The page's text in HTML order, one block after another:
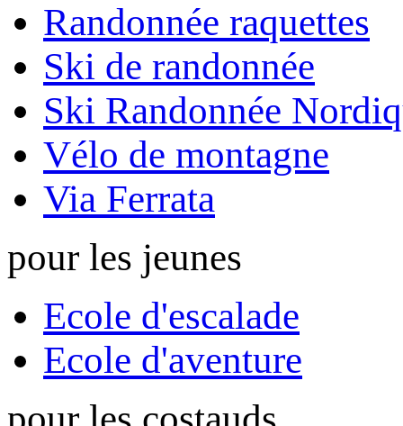
Randonnée raquettes
Ski de randonnée
Ski Randonnée
Vélo de montagne
Via Ferrata
pour les jeunes
Ecole d'escalade
Ecole d'aventure